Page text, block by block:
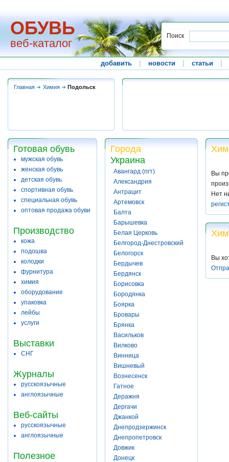
ОБУВЬ
веб-каталог
Поиск
добавить новости статьи
Главная Химия Подольск
Готовая обувь
мужская обувь
женская обувь
детская обувь
спортивная обувь
специальная обувь
оптовая продажа обуви
Производство
кожа
подошва
колодки
фурнитура
химия
оборудование
упаковка
лейбы
услуги
Выставки
СНГ
Журналы
русскоязычные
англоязычные
Веб-сайты
русскоязычные
англоязычные
Полезное
Города
Украина
Авангард (пгт)
Александрия
Антрацит
Артемовск
Балта
Барышевка
Белая Церковь
Белгород-Днестровский
Белогорск
Бердычев
Бердянск
Борисовка
Бородянка
Боярка
Бровары
Брянка
Васильков
Вилково
Винница
Вишневый
Вознесенск
Гатное
Деражня
Дергачи
Джанкой
Днепродзержинск
Днепропетровск
Довжик
Донецк
Вы
Нет
Вы